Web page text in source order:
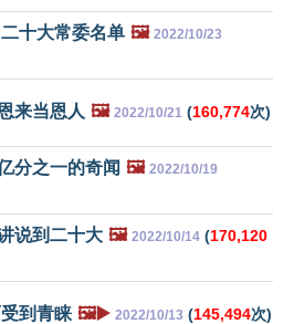
十大常委名单 🖼️ 2022/10/23
来当恩人 🖼️ 2022/10/21 (160,774次)
分之一的奇闻 🖼️ 2022/10/19
说到二十大 🖼️ 2022/10/14 (170,120
到青睐 🖼️▶️ 2022/10/13 (145,494次)